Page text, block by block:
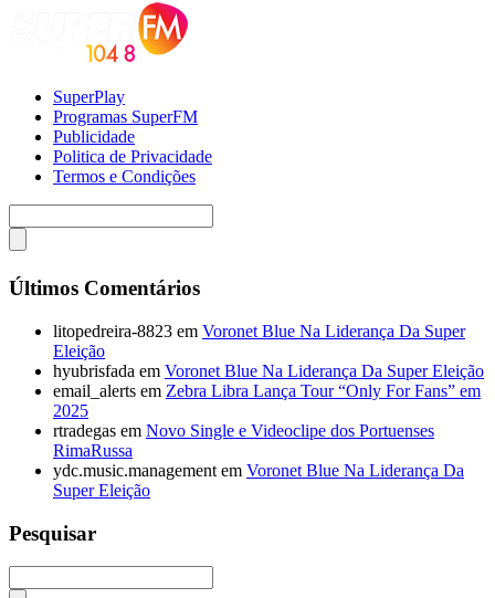
SuperPlay
Programas SuperFM
Publicidade
Politica de Privacidade
Termos e Condições
Últimos Comentários
litopedreira-8823 em Voronet Blue Na Liderança Da Super
Eleição
hyubrisfada em Voronet Blue Na Liderança Da Super Eleição
email_alerts em Zebra Libra Lança Tour “Only For Fans” em
2025
rtradegas em Novo Single e Videoclipe dos Portuenses
RimaRussa
ydc.music.management em Voronet Blue Na Liderança Da
Super Eleição
Pesquisar